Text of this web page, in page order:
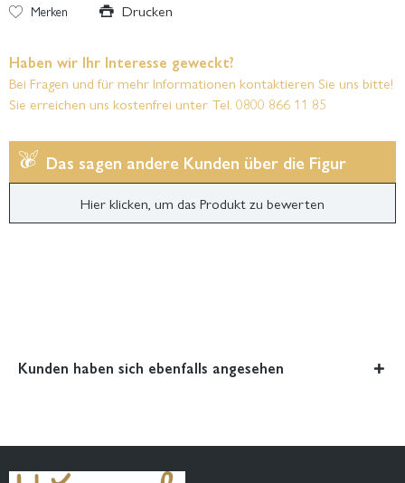
Merken Drucken
Haben wir Ihr Interesse geweckt?
Bei Fragen und für mehr Informationen kontaktieren Sie uns bitte!
Sie erreichen uns kostenfrei unter Tel. 0800 866 11 85
Das sagen andere Kunden über die Figur
Hier klicken, um das Produkt zu bewerten
Kunden haben sich ebenfalls angesehen